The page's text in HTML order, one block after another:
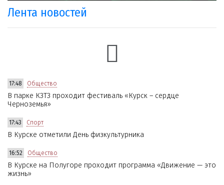
Лента новостей
17:48 Общество
В парке КЗТЗ проходит фестиваль «Курск – сердце
Черноземья»
17:43 Спорт
В Курске отметили День физкультурника
16:52 Общество
В Курске на Полугоре проходит программа «Движение — это
жизнь»